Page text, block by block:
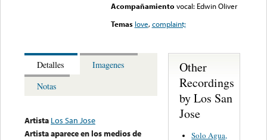
Acompañamiento vocal: Edwin Oliver
Temas love,complaint;
Detalles
Imagenes
Notas
Artista Los San Jose
Artista aparece en los medios de
Other
Recordings
by Los San
Jose
Solo Agua,